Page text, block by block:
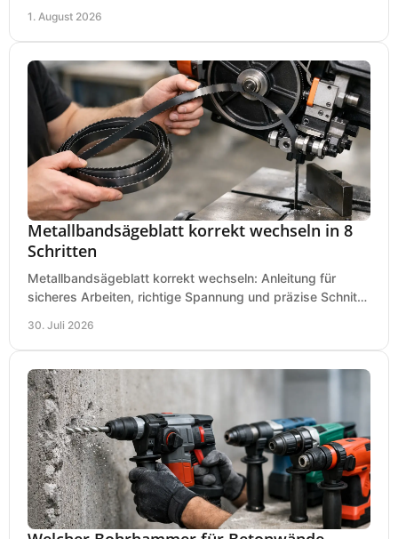
1. August 2026
Metallbandsägeblatt korrekt wechseln in 8
Schritten
Metallbandsägeblatt korrekt wechseln: Anleitung für
sicheres Arbeiten, richtige Spannung und präzise Schnitte
30. Juli 2026